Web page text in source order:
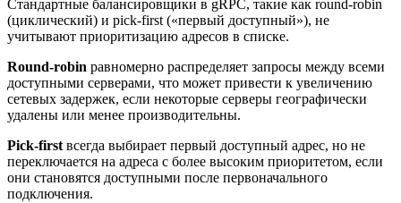
Стандартные балансировщики в gRPC, такие как round-robin
(циклический) и pick-first («первый доступный»), не
учитывают приоритизацию адресов в списке.
Round-robin равномерно распределяет запросы между всеми
доступными серверами, что может привести к увеличению
сетевых задержек, если некоторые серверы географически
удалены или менее производительны.
Pick-firstвсегда выбирает первый доступный адрес, но не
переключается на адреса с более высоким приоритетом, если
они становятся доступными после первоначального
подключения.